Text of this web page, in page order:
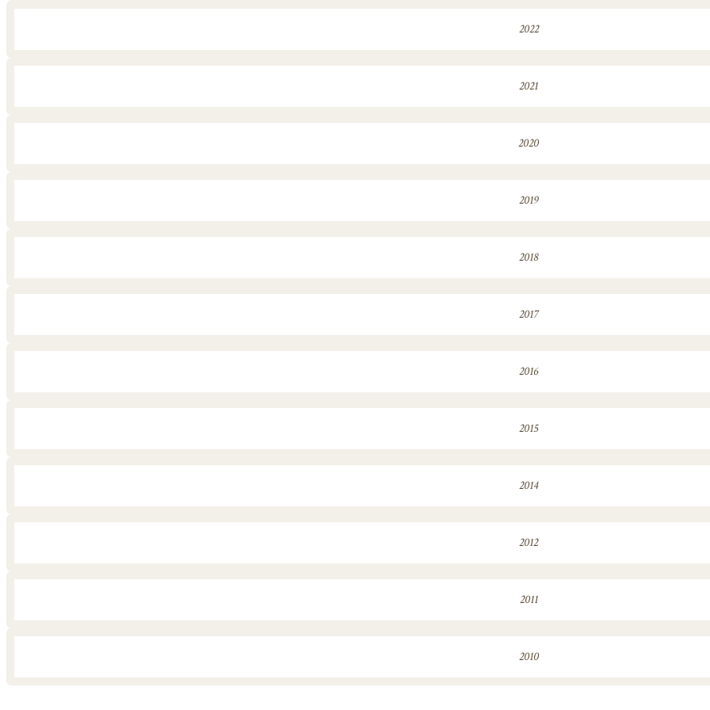
2022
2021
2020
2019
2018
2017
2016
2015
2014
2012
2011
2010